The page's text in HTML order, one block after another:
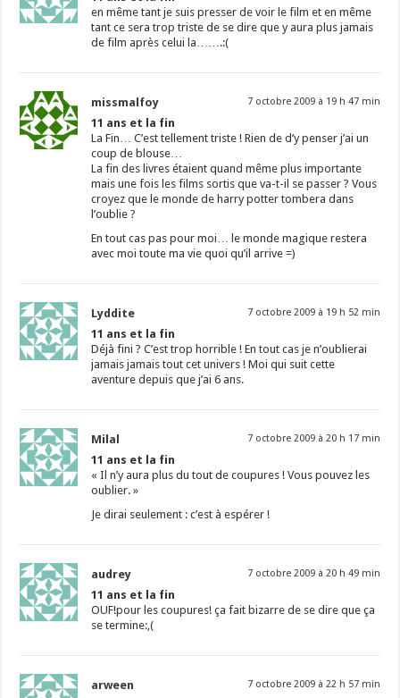
en même tant je suis presser de voir le film et en même
tant ce sera trop triste de se dire que y aura plus jamais
de film après celui la…….:(
missmalfoy 7 octobre 2009 à 19 h 47 min
11 ans et la fin
La Fin… C’est tellement triste ! Rien de d’y penser j’ai un
coup de blouse…
La fin des livres étaient quand même plus importante
mais une fois les films sortis que va-t-il se passer ? Vous
croyez que le monde de harry potter tombera dans
l’oublie ?
En tout cas pas pour moi… le monde magique restera
avec moi toute ma vie quoi qu’il arrive =)
Lyddite 7 octobre 2009 à 19 h 52 min
11 ans et la fin
Déjà fini ? C’est trop horrible ! En tout cas je n’oublierai
jamais jamais tout cet univers ! Moi qui suit cette
aventure depuis que j’ai 6 ans.
Milal 7 octobre 2009 à 20 h 17 min
11 ans et la fin
« Il n’y aura plus du tout de coupures ! Vous pouvez les
oublier. »
Je dirai seulement : c’est à espérer !
audrey 7 octobre 2009 à 20 h 49 min
11 ans et la fin
OUF!pour les coupures! ça fait bizarre de se dire que ça
se termine:,(
arween 7 octobre 2009 à 22 h 57 min